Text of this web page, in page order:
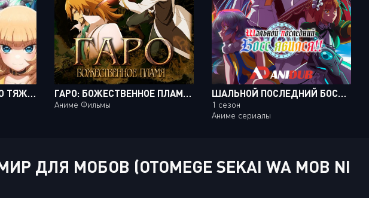
МИР ОТОМЭ-ИГР -- ЭТО ТЯЖЕЛЫЙ МИР ДЛЯ МОБОВ / OTOMEGE SEKAI WA MOB NI KIBISHII SEKAI DESU [12 ИЗ 12] ГАРО: БОЖЕСТВЕННОЕ ПЛАМЯ / GARO: DIVINE FLAME [MOVIE]
Аниме Фильмы
ШАЛЬНОЙ ПОСЛЕДНИЙ БОСС ЯВИЛСЯ!
1 сезон
Аниме сериалы
МОБОВ (OTOMEGE SEKAI WA MOB NI